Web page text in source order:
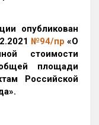
опубликован
№94/пр «О
стоимости
площади
Российской